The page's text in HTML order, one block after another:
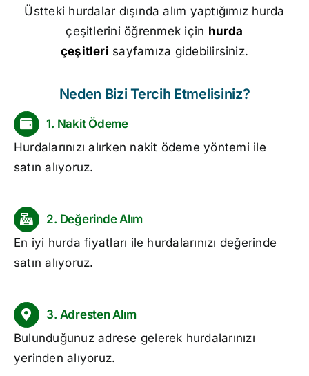
Üstteki hurdalar dışında alım yaptığımız hurda
çeşitlerini öğrenmek için hurda
çeşitleri sayfamıza gidebilirsiniz.
Neden Bizi Tercih Etmelisiniz?
1. Nakit Ödeme
Hurdalarınızı alırken nakit ödeme yöntemi ile
satın alıyoruz.
2. Değerinde Alım
En iyi hurda fiyatları ile hurdalarınızı değerinde
satın alıyoruz.
3. Adresten Alım
Bulunduğunuz adrese gelerek hurdalarınızı
yerinden alıyoruz.